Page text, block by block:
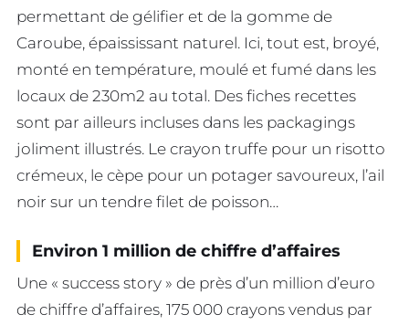
permettant de gélifier et de la gomme de
Caroube, épaississant naturel. Ici, tout est, broyé,
monté en température, moulé et fumé dans les
locaux de 230m2 au total. Des fiches recettes
sont par ailleurs incluses dans les packagings
joliment illustrés. Le crayon truffe pour un risotto
crémeux, le cèpe pour un potager savoureux, l’ail
noir sur un tendre filet de poisson…
Environ 1 million de chiffre d’affaires
Une « success story » de près d’un million d’euro
de chiffre d’affaires, 175 000 crayons vendus par